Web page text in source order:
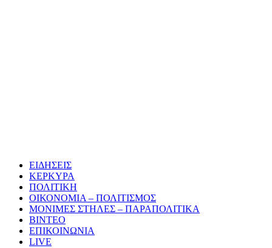
ΕΙΔΗΣΕΙΣ
ΚΕΡΚΥΡΑ
ΠΟΛΙΤΙΚΗ
ΟΙΚΟΝΟΜΙΑ – ΠΟΛΙΤΙΣΜΟΣ
ΜΟΝΙΜΕΣ ΣΤΗΛΕΣ – ΠΑΡΑΠΟΛΙΤΙΚΑ
ΒΙΝΤΕΟ
ΕΠΙΚΟΙΝΩΝΙΑ
LIVE